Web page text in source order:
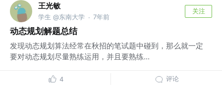
王光敏
学生 @东南大学 · 7年前
关注
动态规划解题总结
发现动态规划算法经常在秋招的笔试题中碰到，那么就一定
要对动态规划尽量熟练运用，并且要熟练...
4 评论